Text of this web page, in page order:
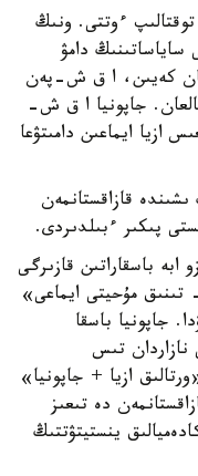
توقتالىپ ءوتتى. ونىڭ
دامۋ
كەيىن، ا ق ش-پەن
جاپونيا ا ق ش-
ازيا ايماعىن دامىتۋعا
قازاقستانمەن
پىكىر ءبىلدىردى.
باسقاراتىن قازىرگى
مۇحيتى ايماعى»
جاپونيا باسقا
نازاردان تىس
ازيا + جاپونيا»
دە تىعىز
ينستيتۋتتىڭ